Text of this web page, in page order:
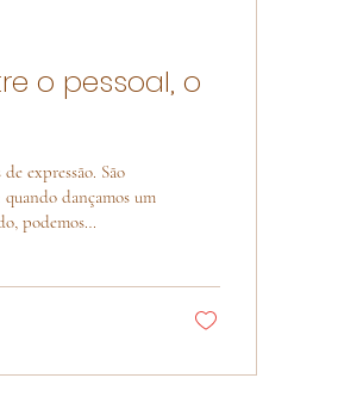
o pessoal, o
expressão. São
quando dançamos um
podemos